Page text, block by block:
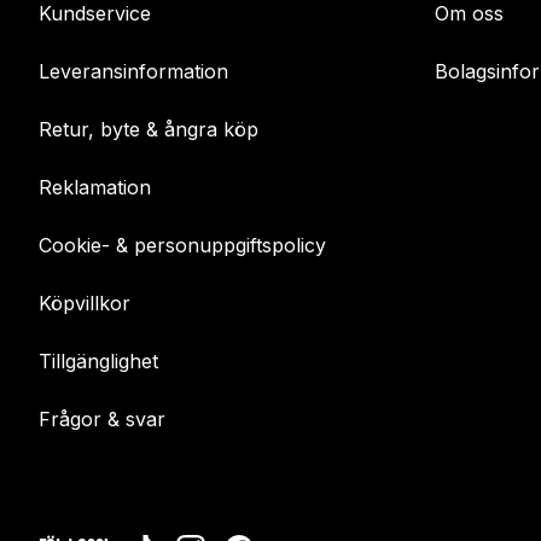
Kundservice
Leveransinformation
Retur, byte & ångra köp
Reklamation
Cookie- & personuppgiftspolicy
Köpvillkor
Tillgänglighet
Frågor & svar
Om oss